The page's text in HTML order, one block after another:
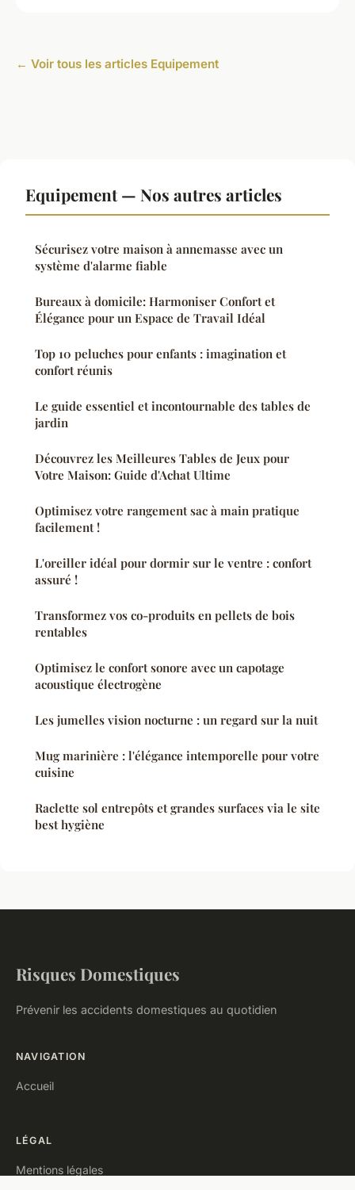
← Voir tous les articles Equipement
Equipement — Nos autres articles
Sécurisez votre maison à annemasse avec un
système d'alarme fiable
Bureaux à domicile: Harmoniser Confort et
Élégance pour un Espace de Travail Idéal
Top 10 peluches pour enfants : imagination et
confort réunis
Le guide essentiel et incontournable des tables de
jardin
Découvrez les Meilleures Tables de Jeux pour
Votre Maison: Guide d'Achat Ultime
Optimisez votre rangement sac à main pratique
facilement !
L'oreiller idéal pour dormir sur le ventre : confort
assuré !
Transformez vos co-produits en pellets de bois
rentables
Optimisez le confort sonore avec un capotage
acoustique électrogène
Les jumelles vision nocturne : un regard sur la nuit
Mug marinière : l'élégance intemporelle pour votre
cuisine
Raclette sol entrepôts et grandes surfaces via le site
best hygiène
Risques Domestiques
Prévenir les accidents domestiques au quotidien
NAVIGATION
Accueil
LÉGAL
Mentions légales